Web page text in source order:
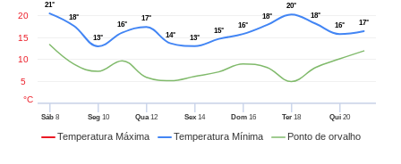
opções:
e
forma
digital
Temperatura Máxima Temperatura Mínima Ponto de orvalho
Sáb8 Seg10 Qua12 Sex 14 Dom16 Ter 18 Qui 20
5
10
15
20
°C
21°
18°
13°
16°
17°
14° 13°
15°
16°
18°
20°
18°
16°
17°